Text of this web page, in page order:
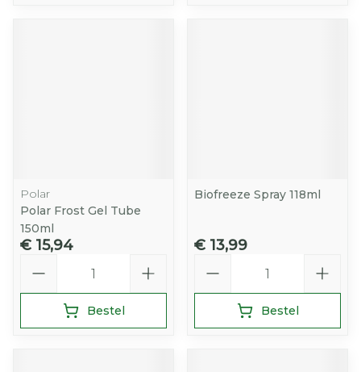
Polar
Polar Frost Gel Tube
150ml
€ 15,94
Bestel
Biofreeze Spray 118ml
€ 13,99
Bestel